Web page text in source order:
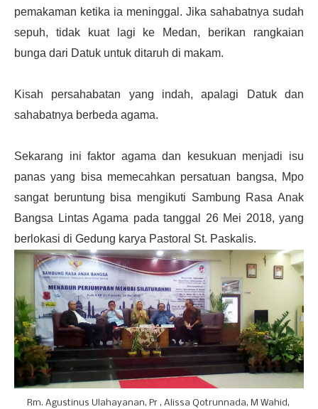
pemakaman ketika ia meninggal. Jika sahabatnya sudah
sepuh, tidak kuat lagi ke Medan, berikan rangkaian
bunga dari Datuk untuk ditaruh di makam.
Kisah persahabatan yang indah, apalagi Datuk dan
sahabatnya berbeda agama.
Sekarang ini faktor agama dan kesukuan menjadi isu
panas yang bisa memecahkan persatuan bangsa, Mpo
sangat beruntung bisa mengikuti Sambung Rasa Anak
Bangsa Lintas Agama pada tanggal 26 Mei 2018, yang
berlokasi di Gedung karya Pastoral St. Paskalis.
Rm. Agustinus Ulahayanan, Pr , Alissa Qotrunnada, M Wahid,